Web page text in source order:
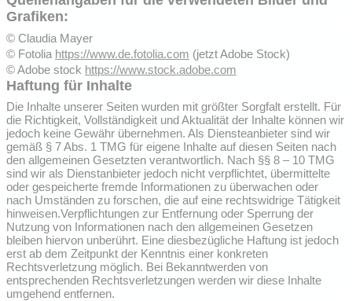
Grafiken:
© Claudia Mayer
© Fotolia https://www.de.fotolia.com (jetzt Adobe Stock)
© Adobe stock https://www.stock.adobe.com
Haftung für Inhalte
Die Inhalte unserer Seiten wurden mit größter Sorgfalt erstellt. Für
die Richtigkeit, Vollständigkeit und Aktualität der Inhalte können wir
jedoch keine Gewähr übernehmen. Als Diensteanbieter sind wir
gemäß § 7 Abs. 1 TMG für eigene Inhalte auf diesen Seiten nach
den allgemeinen Gesetzten verantwortlich. Nach §§ 8 – 10 TMG
sind wir als Dienstanbieter jedoch nicht verpflichtet, übermittelte
oder gespeicherte fremde Informationen zu überwachen oder
nach Umständen zu forschen, die auf eine rechtswidrige Tätigkeit
hinweisen.Verpflichtungen zur Entfernung oder Sperrung der
Nutzung von Informationen nach den allgemeinen Gesetzen
bleiben hiervon unberührt. Eine diesbezügliche Haftung ist jedoch
erst ab dem Zeitpunkt der Kenntnis einer konkreten
Rechtsverletzung möglich. Bei Bekanntwerden von
entsprechenden Rechtsverletzungen werden wir diese Inhalte
umgehend entfernen.